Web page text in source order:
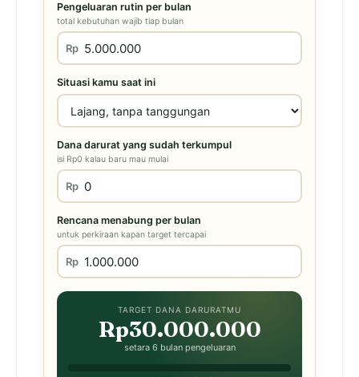
Pengeluaran rutin per bulan
total kebutuhan wajib tiap bulan
Rp
Situasi kamu saat ini
Dana darurat yang sudah terkumpul
isi Rp0 kalau baru mau mulai
Rp
Rencana menabung per bulan
untuk perkiraan kapan target tercapai
Rp
TARGET DANA DARURATMU
Rp30.000.000
setara 6 bulan pengeluaran